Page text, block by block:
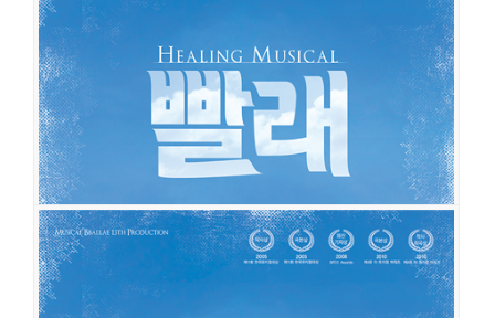
공연일시
공연장
동양예술극장 1관
출연진
강기헌 이진혁김청아김미미강정임최민경
김지혜
심우성한우열 박준성서인권 나경호 김유정서태인
빨래
공연일시
2019-01-15 ~ 2019-09-01
공연장
동양예술극장 1관